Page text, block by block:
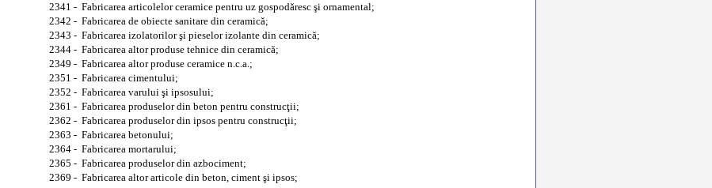
2341 - Fabricarea articolelor ceramice pentru uz gospodăresc şi ornamental;
2342 - Fabricarea de obiecte sanitare din ceramică;
2343 - Fabricarea izolatorilor şi pieselor izolante din ceramică;
2344 - Fabricarea altor produse tehnice din ceramică;
2349 - Fabricarea altor produse ceramice n.c.a.;
2351 - Fabricarea cimentului;
2352 - Fabricarea varului şi ipsosului;
2361 - Fabricarea produselor din beton pentru construcţii;
2362 - Fabricarea produselor din ipsos pentru construcţii;
2363 - Fabricarea betonului;
2364 - Fabricarea mortarului;
2365 - Fabricarea produselor din azbociment;
2369 - Fabricarea altor articole din beton, ciment şi ipsos;